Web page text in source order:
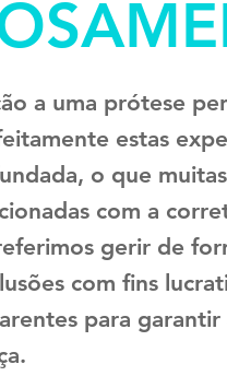
a uma prótese
estas
o que
com a
gerir de
com fins
para garantir